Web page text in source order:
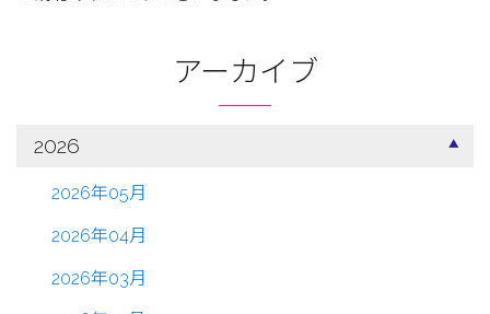
アーカイブ
2026
2026年05月
2026年04月
2026年03月